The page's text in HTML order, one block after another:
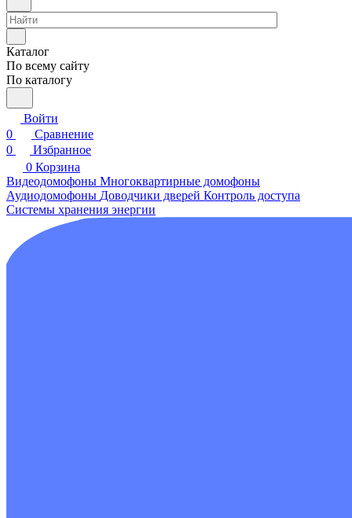
Каталог
По всему сайту
По каталогу
Войти
0
Сравнение
0
Избранное
0 Корзина
Видеодомофоны Многоквартирные домофоны
Аудиодомофоны Доводчики дверей Контроль доступа
Системы хранения энергии